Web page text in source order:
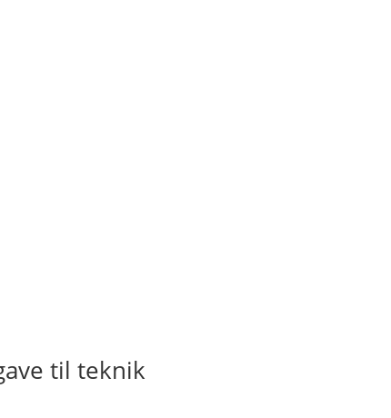
til teknik